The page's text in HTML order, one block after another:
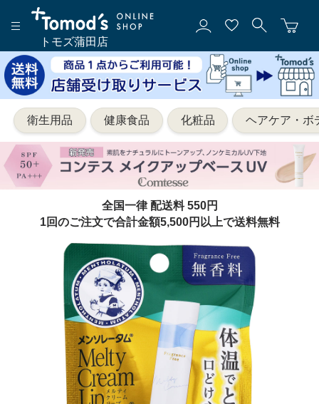
トモズ蒲田店
衛生用品 健康食品 化粧品 ヘアケア・ボ
全国一律 配送料 550円
1回のご注文で合計金額5,500円以上で送料無料